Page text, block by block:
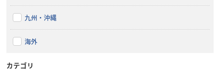
九州・沖縄
海外
カテゴリ